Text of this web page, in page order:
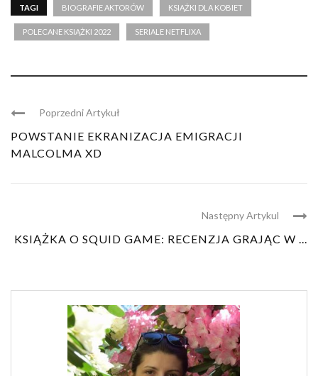
TAGI BIOGRAFIE AKTORÓW KSIĄŻKI DLA KOBIET
POLECANE KSIĄŻKI 2022 SERIALE NETFLIXA
Poprzedni Artykuł
POWSTANIE EKRANIZACJA EMIGRACJI
MALCOLMA XD
Następny Artykul
KSIĄŻKA O SQUID GAME: RECENZJA GRAJĄC W ...